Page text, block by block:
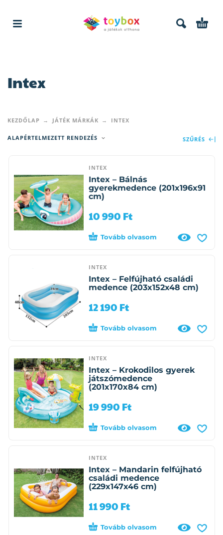
Intex
KEZDŐLAP JÁTÉK MÁRKÁK INTEX
ALAPÉRTELMEZETT RENDEZÉS SZŰRÉS
INTEX
Intex – Bálnás
gyerekmedence (201x196x91
cm)
10 990 Ft
Tovább olvasom
INTEX
Intex – Felfújható családi
medence (203x152x48 cm)
12 190 Ft
Tovább olvasom
INTEX
Intex – Krokodilos gyerek
játszómedence
(201x170x84 cm)
19 990 Ft
Tovább olvasom
INTEX
Intex – Mandarin felfújható
családi medence
(229x147x46 cm)
11 990 Ft
Tovább olvasom